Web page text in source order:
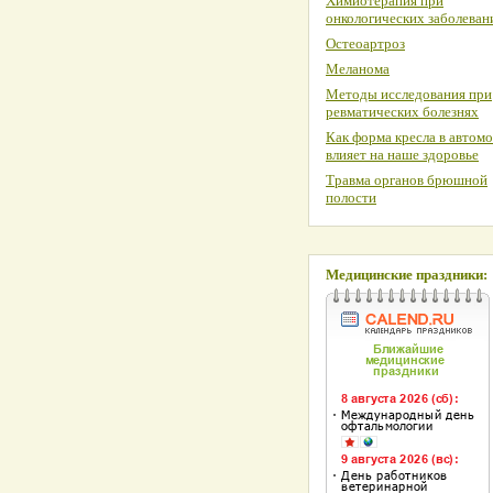
онкологических
Остеоартроз
Меланома
Методы исследования при
ревматических болезнях
Как форма кресла в
влияет на наше здоровье
Травма органов брюшной
полости
Медицинские праздники: